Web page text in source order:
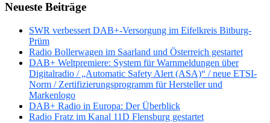
Neueste Beiträge
SWR verbessert DAB+-Versorgung im Eifelkreis Bitburg-
Prüm
Radio Bollerwagen im Saarland und Österreich gestartet
DAB+ Weltpremiere: System für Warnmeldungen über
Digitalradio / „Automatic Safety Alert (ASA)“ / neue ETSI-
Norm / Zertifizierungsprogramm für Hersteller und
Markenlogo
DAB+ Radio in Europa: Der Überblick
Radio Fratz im Kanal 11D Flensburg gestartet